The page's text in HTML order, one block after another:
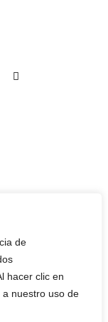
de
hacer clic en
a nuestro uso de